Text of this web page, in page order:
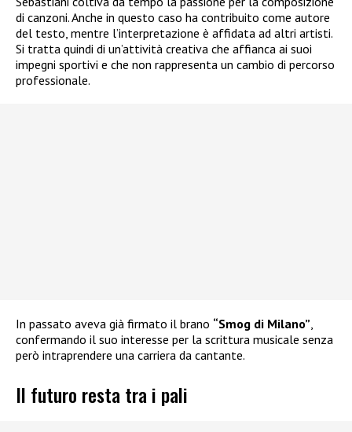
di canzoni. Anche in questo caso ha contribuito come autore
del testo, mentre l’interpretazione è affidata ad altri artisti.
Si tratta quindi di un’attività creativa che affianca ai suoi
impegni sportivi e che non rappresenta un cambio di percorso
professionale.
In passato aveva già firmato il brano “Smog di Milano”
confermando il suo interesse per la scrittura musicale senza
però intraprendere una carriera da cantante.
Il futuro resta tra i pali